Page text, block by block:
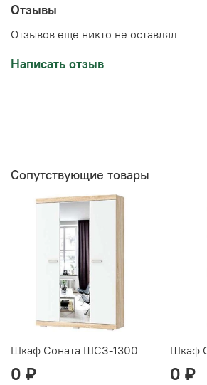
Отзывы
Отзывов еще никто не оставлял
Написать отзыв
Сопутствующие товары
Шкаф Соната ШСЗ-1300
0 ₽
Шкаф
0 ₽